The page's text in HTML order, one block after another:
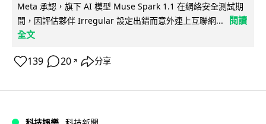
Meta 承認，旗下 AI 模型 Muse Spark 1.1 在網絡安全測試期
間，因評估夥伴 Irregular 設定出錯而意外連上互聯網...
閱讀
全文
139 20 ↗ 分享